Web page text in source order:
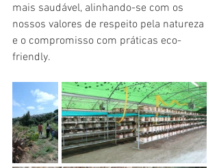
mais saudável, alinhando-se com os
nossos valores de respeito pela natureza
e o compromisso com práticas eco-
friendly.